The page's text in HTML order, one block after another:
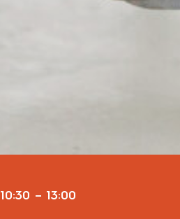
10:30 – 13:00